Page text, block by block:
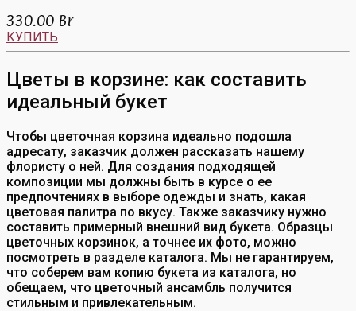
330.00 Br
КУПИТЬ
Цветы в корзине: как составить
идеальный букет
Чтобы цветочная корзина идеально подошла
адресату, заказчик должен рассказать нашему
флористу о ней. Для создания подходящей
композиции мы должны быть в курсе о ее
предпочтениях в выборе одежды и знать, какая
цветовая палитра по вкусу. Также заказчику нужно
составить примерный внешний вид букета. Образцы
цветочных корзинок, а точнее их фото, можно
посмотреть в разделе каталога. Мы не гарантируем,
что соберем вам копию букета из каталога, но
обещаем, что цветочный ансамбль получится
стильным и привлекательным.